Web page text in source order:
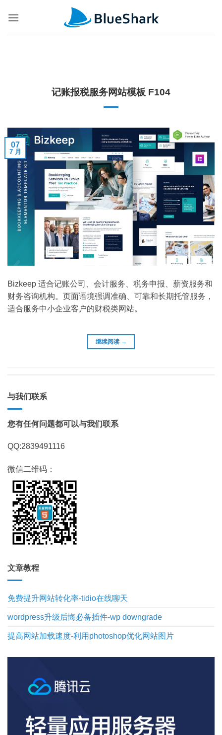
记账报税服务网站模板 F104
07
7 月
Bizkeep 适合记账公司、会计服务、税务申报、薪资服务和
财务咨询机构。页面语境强调准确、可靠和长期托管服务，
适合服务中小企业客户的财税类网站。
继续阅读 →
与我们联系
您有任何问题都可以与我们联系
QQ:2839491116
微信二维码：
文章教程
免费提升网站转化率-tidio在线聊天
wordpress升级后悔必备插件-wp downgrade
提高网站加载速度-利用photoshop优化网站图片